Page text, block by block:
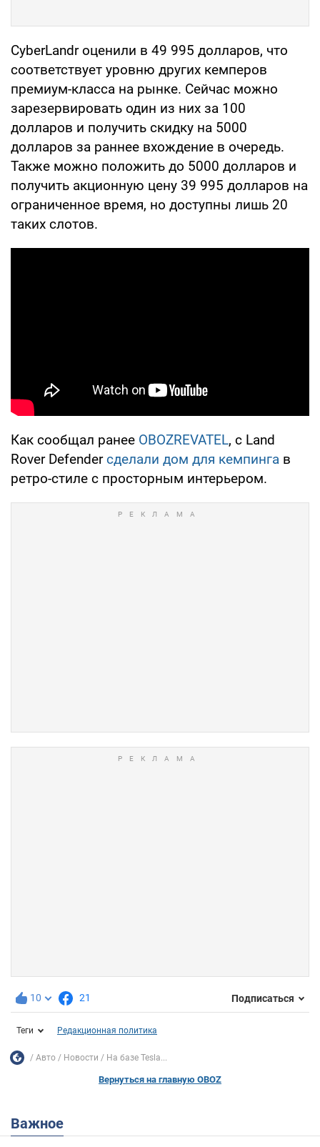
CyberLandr оценили в 49 995 долларов, что
соответствует уровню других кемперов
премиум-класса на рынке. Сейчас можно
зарезервировать один из них за 100
долларов и получить скидку на 5000
долларов за раннее вхождение в очередь.
Также можно положить до 5000 долларов и
получить акционную цену 39 995 долларов на
ограниченное время, но доступны лишь 20
таких слотов.
Как сообщал ранее OBOZREVATEL, с Land
Rover Defenderсделали дом для кемпинга в
ретро-стиле с просторным интерьером.
10 21 Подписаться
Теги Редакционная политика
Авто Новости На базе Tesla...
Вернуться на главную OBOZ
Важное